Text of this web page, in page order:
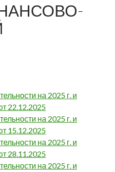
на 2025 г. и
22.12.2025
на 2025 г. и
15.12.2025
на 2025 г. и
28.11.2025
на 2025 г. и